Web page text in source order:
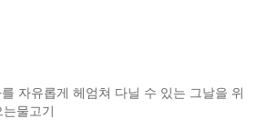
자유롭게 헤엄쳐 다닐 수 있는 그날을 위
물고기